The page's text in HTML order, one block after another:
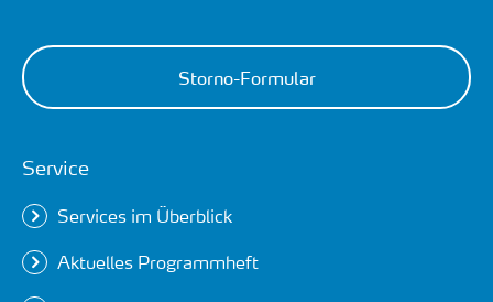
Storno-Formular
Service
Services im Überblick
Aktuelles Programmheft